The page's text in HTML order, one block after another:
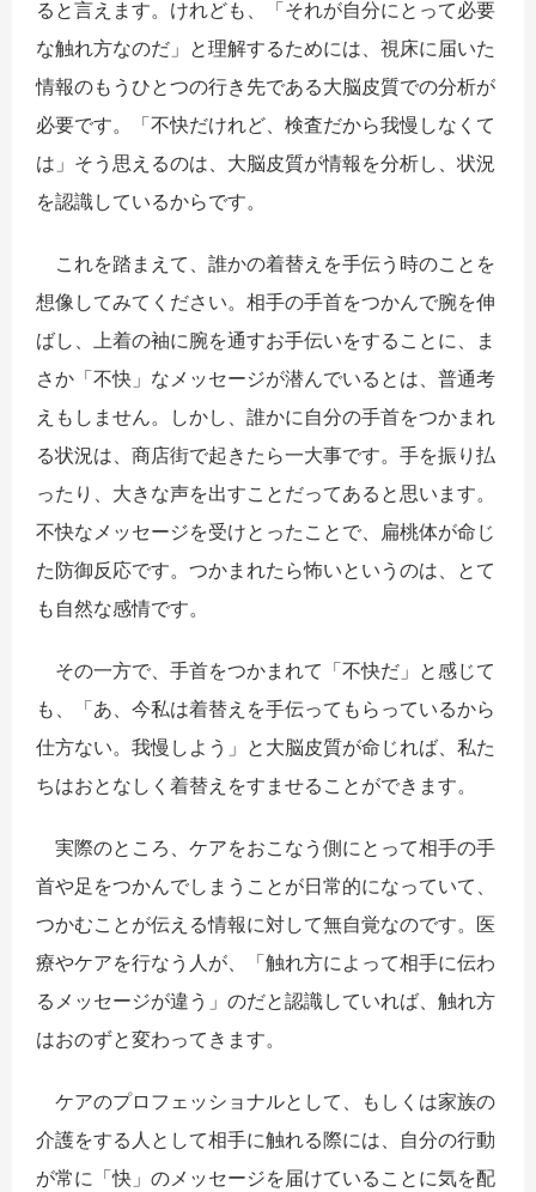
ると言えます。けれども、「それが自分にとって必要
な触れ方なのだ」と理解するためには、視床に届いた
情報のもうひとつの行き先である大脳皮質での分析が
必要です。「不快だけれど、検査だから我慢しなくて
は」そう思えるのは、大脳皮質が情報を分析し、状況
を認識しているからです。
これを踏まえて、誰かの着替えを手伝う時のことを
想像してみてください。相手の手首をつかんで腕を伸
ばし、上着の袖に腕を通すお手伝いをすることに、ま
さか「不快」なメッセージが潜んでいるとは、普通考
えもしません。しかし、誰かに自分の手首をつかまれ
る状況は、商店街で起きたら一大事です。手を振り払
ったり、大きな声を出すことだってあると思います。
不快なメッセージを受けとったことで、扁桃体が命じ
た防御反応です。つかまれたら怖いというのは、とて
も自然な感情です。
その一方で、手首をつかまれて「不快だ」と感じて
も、「あ、今私は着替えを手伝ってもらっているから
仕方ない。我慢しよう」と大脳皮質が命じれば、私た
ちはおとなしく着替えをすませることができます。
実際のところ、ケアをおこなう側にとって相手の手
首や足をつかんでしまうことが日常的になっていて、
つかむことが伝える情報に対して無自覚なのです。医
療やケアを行なう人が、「触れ方によって相手に伝わ
るメッセージが違う」のだと認識していれば、触れ方
はおのずと変わってきます。
ケアのプロフェッショナルとして、もしくは家族の
介護をする人として相手に触れる際には、自分の行動
が常に「快」のメッセージを届けていることに気を配